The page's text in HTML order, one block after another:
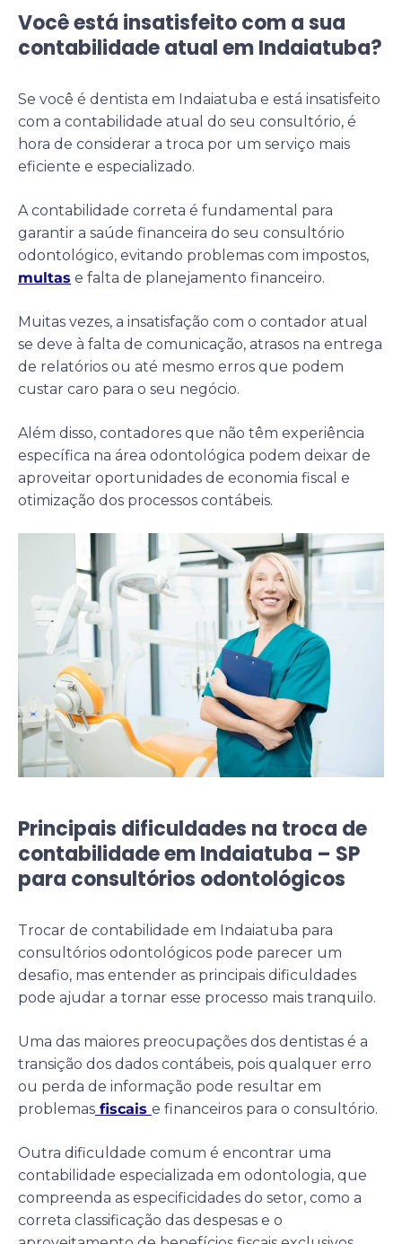
Você está insatisfeito com a sua
contabilidade atual em Indaiatuba?
Se você é dentista em Indaiatuba e está insatisfeito
com a contabilidade atual do seu consultório, é
hora de considerar a troca por um serviço mais
eficiente e especializado.
A contabilidade correta é fundamental para
garantir a saúde financeira do seu consultório
odontológico, evitando problemas com impostos,
multas e falta de planejamento financeiro.
Muitas vezes, a insatisfação com o contador atual
se deve à falta de comunicação, atrasos na entrega
de relatórios ou até mesmo erros que podem
custar caro para o seu negócio.
Além disso, contadores que não têm experiência
específica na área odontológica podem deixar de
aproveitar oportunidades de economia fiscal e
otimização dos processos contábeis.
Principais dificuldades na troca de
contabilidade em Indaiatuba – SP
para consultórios odontológicos
Trocar de contabilidade em Indaiatuba para
consultórios odontológicos pode parecer um
desafio, mas entender as principais dificuldades
pode ajudar a tornar esse processo mais tranquilo.
Uma das maiores preocupações dos dentistas é a
transição dos dados contábeis, pois qualquer erro
ou perda de informação pode resultar em
problemas fiscais e financeiros para o consultório.
Outra dificuldade comum é encontrar uma
contabilidade especializada em odontologia, que
compreenda as especificidades do setor, como a
correta classificação das despesas e o